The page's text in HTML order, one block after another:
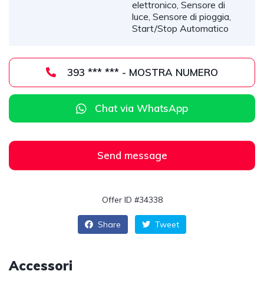
elettronico, Sensore di
luce, Sensore di pioggia,
Start/Stop Automatico
393 *** *** - MOSTRA NUMERO
Chat via WhatsApp
Send message
Offer ID #34338
Share Tweet
Accessori